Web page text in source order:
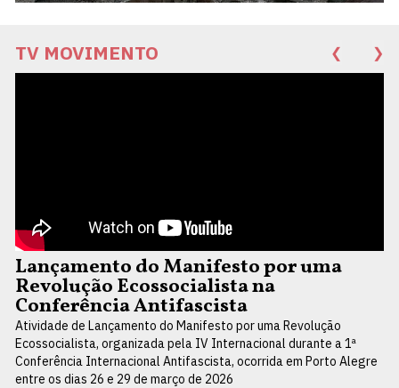
TV MOVIMENTO ❮ ❯
Lançamento do Manifesto por uma
Revolução Ecossocialista na
Conferência Antifascista
Atividade de Lançamento do Manifesto por uma Revolução
Ecossocialista, organizada pela IV Internacional durante a 1ª
Conferência Internacional Antifascista, ocorrida em Porto Alegre
entre os dias 26 e 29 de março de 2026